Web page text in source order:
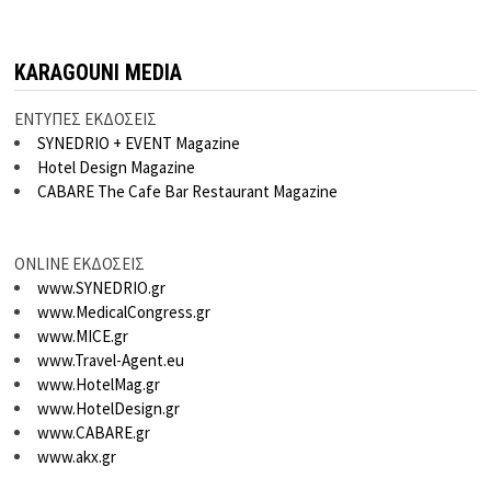
KARAGOUNI MEDIA
ΕΝΤΥΠΕΣ ΕΚΔΟΣΕΙΣ
SYNEDRIO + EVENT Magazine
Hotel Design Magazine
CABARE The Cafe Bar Restaurant Magazine
ONLINE ΕΚΔΟΣΕΙΣ
www.SYNEDRIO.gr
www.MedicalCongress.gr
www.MICE.gr
www.Travel-Agent.eu
www.HotelMag.gr
www.HotelDesign.gr
www.CABARE.gr
www.akx.gr